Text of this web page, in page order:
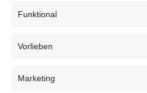
Funktional
Vorlieben
Marketing
August 2023